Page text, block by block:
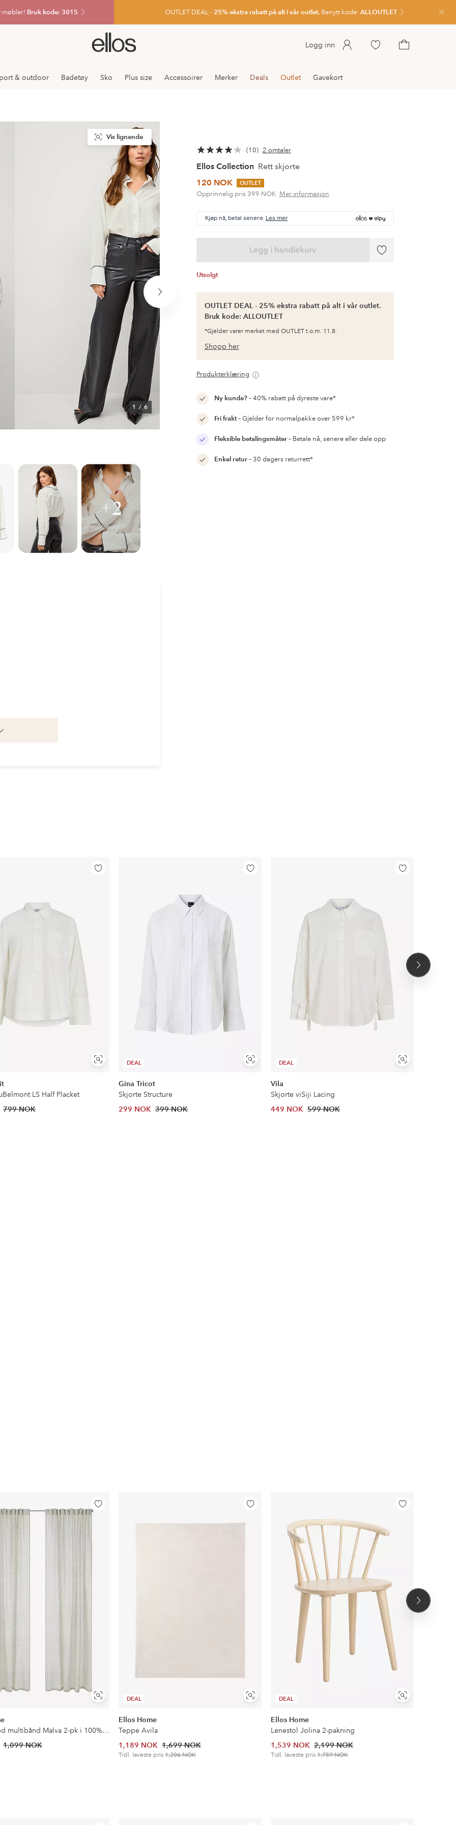
møbler! Bruk kode: 3015 OUTLET DEAL - 25% ekstra rabatt på alt i vår outlet. Benytt kode: ALLOUTLET Lukk
Ellos
logo
gå
Logg inn
Gå
& outdoor Badetøy Sko Plus size Accessoirer Merker Deals Outlet Gavekort
Neste
produkt
1/6
Vis lignende
10 2 omtaler
Ellos Collection Rett skjorte
120 NOK
OUTLET
Opprinnelig pris 399 NOK Mer informasjon
Kjøp nå, betal senere. Les mer
Legg i handlekurv
Legg
Utsolgt
OUTLET DEAL - 25% ekstra rabatt på alt i vår outlet.
Bruk kode: ALLOUTLET
*Gjelder varer merket med OUTLET t.o.m. 11.8.
Shopp her
Produkterklæring
Ny kunde?– 40% rabatt på dyreste vare*
Fri frakt– Gjelder for normalpakke over 599 kr*
Fleksible betalingsmåter– Betale nå, senere eller dele opp
Enkel retur– 30 dagers returrett*
+2
Vis
lignende
Legg
LS Half Placket
799 NOK
DEAL
Vis
lignende
Legg
Gina Tricot
Skjorte Structure
299 NOK 399 NOK
DEAL
Vis
lignende
Legg
Vila
Skjorte viSiji Lacing
449 NOK 599 NOK
Neste
produkt
Vis
lignende
Legg
Gardin med multibånd Malva 2-pk i 100% lin
1,099 NOK
DEAL
Vis
lignende
Legg
Ellos Home
Teppe Avila
1,189 NOK 1,699 NOK
Tidl. laveste pris1,206 NOK
DEAL
Vis
lignende
Legg
Ellos Home
Lenestol Jolina 2-pakning
1,539 NOK 2,199 NOK
Tidl. laveste pris1,759 NOK
Neste
produkt